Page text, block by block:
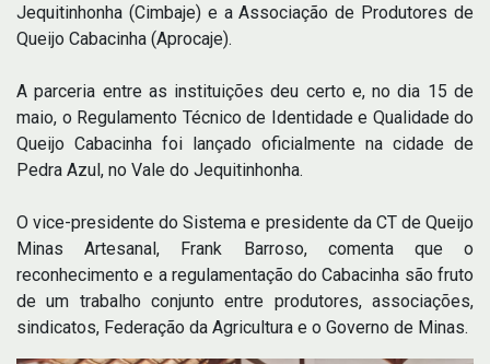
Jequitinhonha (Cimbaje) e a Associação de Produtores de
Queijo Cabacinha (Aprocaje).
A parceria entre as instituições deu certo e, no dia 15 de
maio, o Regulamento Técnico de Identidade e Qualidade do
Queijo Cabacinha foi lançado oficialmente na cidade de
Pedra Azul, no Vale do Jequitinhonha.
O vice-presidente do Sistema e presidente da CT de Queijo
Minas Artesanal, Frank Barroso, comenta que o
reconhecimento e a regulamentação do Cabacinha são fruto
de um trabalho conjunto entre produtores, associações,
sindicatos, Federação da Agricultura e o Governo de Minas.